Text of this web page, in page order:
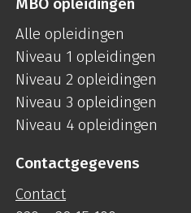
Alle opleidingen
Niveau 1 opleidingen
Niveau 2 opleidingen
Niveau 3 opleidingen
Niveau 4 opleidingen
Contactgegevens
Contact